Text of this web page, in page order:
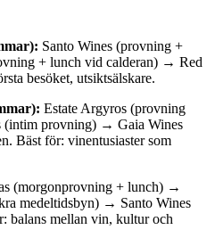
Santo Wines (provning +
+ lunch vid calderan) → Red
besöket, utsiktsälskare.
Estate Argyros (provning
provning) → Gaia Wines
Bäst för: vinentusiaster som
(morgonprovning + lunch) →
medeltidsbyn) → Santo Wines
balans mellan vin, kultur och